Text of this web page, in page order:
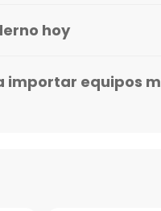
hoy
importar equipos